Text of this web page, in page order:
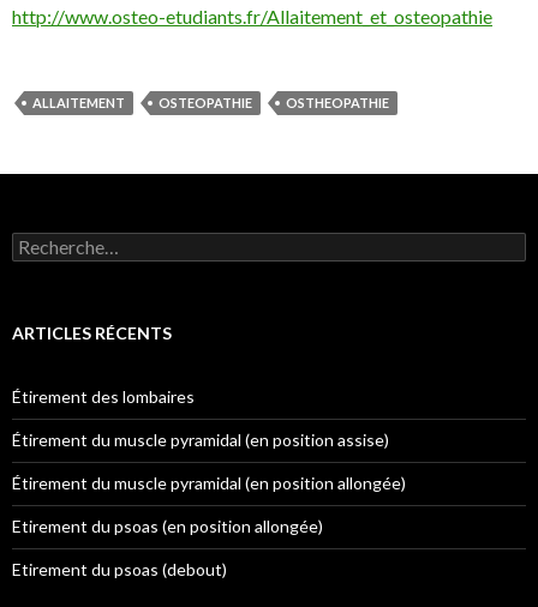
http://www.osteo-etudiants.fr/Allaitement_et_osteopathie
ALLAITEMENT OSTEOPATHIE OSTHEOPATHIE
Rechercher :
ARTICLES RÉCENTS
Étirement des lombaires
Étirement du muscle pyramidal (en position assise)
Étirement du muscle pyramidal (en position allongée)
Etirement du psoas (en position allongée)
Etirement du psoas (debout)